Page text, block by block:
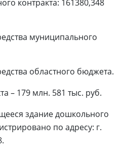
контракта: 161380,348
муниципального
областного бюджета.
– 179 млн. 581 тыс. руб.
здание дошкольного
по адресу: г.